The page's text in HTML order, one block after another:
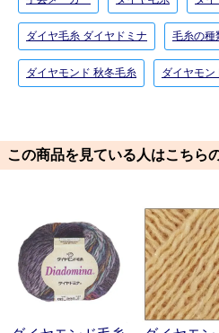
ダイヤ毛糸 ダイヤドミナ 毛糸の種
ダイヤモンド 秋冬毛糸 ダイヤモン
この商品を見ている人はこちら